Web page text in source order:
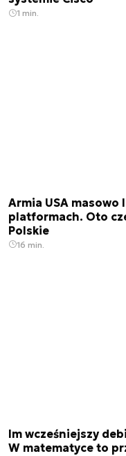
1 min.
Armia USA
platformach. Oto
Polskie
16 min.
Im wcześniejszy
W matematyce to